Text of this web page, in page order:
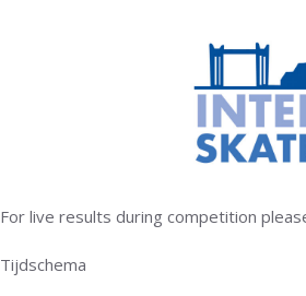
For live results during competition
Tijdschema